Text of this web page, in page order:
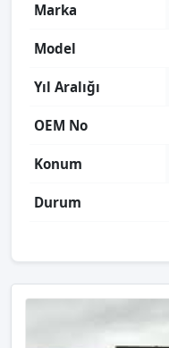
Marka
Model
Yıl Aralığı
OEM No
Konum
Durum